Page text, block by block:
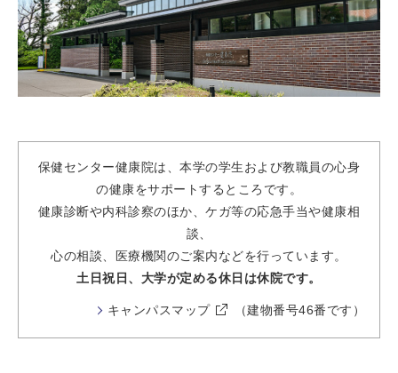
保健センター健康院は、本学の学生および教職員の心身
の健康をサポートするところです。
健康診断や内科診察のほか、ケガ等の応急手当や健康相
談、
心の相談、医療機関のご案内などを行っています。
土日祝日、大学が定める休日は休院です。
キャンパスマップ （建物番号46番です）